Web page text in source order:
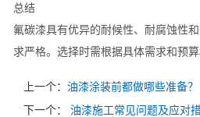
总结
氟碳漆具有优异的耐候性、耐腐蚀性
求严格。选择时需根据具体需求和预算
上一个： 油漆涂装前都做哪些准备？
下一个：
油漆施工常见问题及应对